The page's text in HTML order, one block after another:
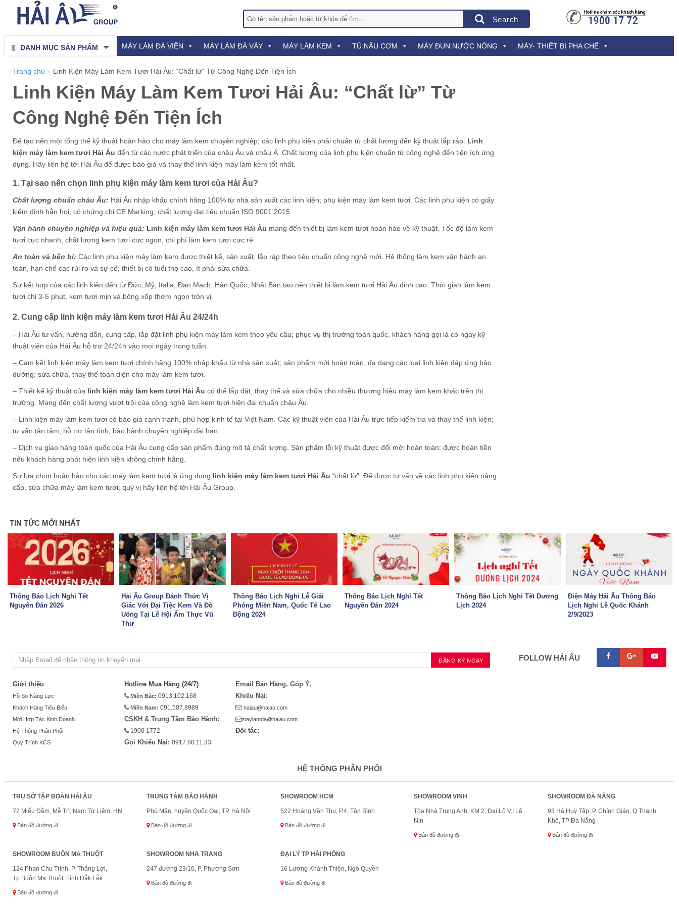
Search
 DANH MỤC SẢN PHẨM MÁY LÀM ĐÁ VIÊN MÁY LÀM ĐÁ VẢY MÁY LÀM KEM TỦ NẤU CƠM MÁY ĐUN NƯỚC NÓNG MÁY- THIẾT BỊ PHA CHẾ
Trang chủ Linh Kiện Máy Làm Kem Tươi Hải Âu: “Chất lừ” Từ Công Nghệ Đến Tiện Ích
Linh Kiện Máy Làm Kem Tươi Hải Âu: “Chất lừ” Từ
Công Nghệ Đến Tiện Ích
Để tạo nên một tổng thể kỹ thuật hoàn hảo cho máy làm kem chuyên nghiệp; các linh phụ kiện phải chuẩn từ chất lượng đến kỹ thuật lắp ráp. Linh
kiện máy làm kem tươi Hải Âu đến từ các nước phát triển của châu Âu và châu Á. Chất lượng của linh phụ kiện chuẩn từ công nghệ đến tiện ích ứng
dụng. Hãy liên hệ tới Hải Âu để được báo giá và thay thế linh kiện máy làm kem tốt nhất.
1. Tại sao nên chọn linh phụ kiện máy làm kem tươi của Hải Âu?
Chất lượng chuẩn châu Âu: Hải Âu nhập khẩu chính hãng 100% từ nhà sản xuất các linh kiện; phụ kiện máy làm kem tươi. Các linh phụ kiện có giấy
kiểm định hẳn hoi, có chứng chỉ CE Marking; chất lượng đạt tiêu chuẩn ISO 9001:2015.
Vận hành chuyên nghiệp và hiệu quả: Linh kiện máy làm kem tươi Hải Âu mang đến thiết bị làm kem tươi hoàn hảo về kỹ thuật. Tốc độ làm kem
tươi cực nhanh, chất lượng kem tươi cực ngon, chi phí làm kem tươi cực rẻ.
An toàn và bền bỉ: Các linh phụ kiện máy làm kem được thiết kế, sản xuất, lắp ráp theo tiêu chuẩn công nghệ mới. Hệ thống làm kem vận hành an
toàn, hạn chế các rủi ro và sự cố; thiết bị có tuổi thọ cao, ít phải sửa chữa.
Sự kết hợp của các linh kiện đến từ Đức, Mỹ, Italia, Đan Mạch, Hàn Quốc; Nhật Bản tạo nên thiết bị làm kem tươi Hải Âu đỉnh cao. Thời gian làm kem
tươi chỉ 3-5 phút, kem tươi mịn và bông xốp thơm ngon tròn vị.
2. Cung cấp linh kiện máy làm kem tươi Hải Âu 24/24h
– Hải Âu tư vấn, hướng dẫn, cung cấp, lắp đặt linh phụ kiện máy làm kem theo yêu cầu; phục vụ thị trường toàn quốc, khách hàng gọi là có ngay kỹ
thuật viên của Hải Âu hỗ trợ 24/24h vào mọi ngày trong tuần.
– Cam kết linh kiện máy làm kem tươi chính hãng 100% nhập khẩu từ nhà sản xuất; sản phẩm mới hoàn toàn, đa dạng các loại linh kiện đáp ứng bảo
dưỡng; sửa chữa, thay thế toàn diện cho máy làm kem tươi.
– Thiết kế kỹ thuật của linh kiện máy làm kem tươi Hải Âu có thể lắp đặt; thay thế và sửa chữa cho nhiều thương hiệu máy làm kem khác trên thị
trường. Mang đến chất lượng vượt trội của công nghệ làm kem tươi hiện đại chuẩn châu Âu.
– Linh kiện máy làm kem tươi có báo giá cạnh tranh, phù hợp kinh tế tại Việt Nam. Các kỹ thuật viên của Hải Âu trực tiếp kiểm tra và thay thế linh kiện;
tư vấn tận tâm, hỗ trợ tận tình, bảo hành chuyên nghiệp dài hạn.
– Dịch vụ giao hàng toàn quốc của Hải Âu cung cấp sản phẩm đúng mô tả chất lượng. Sản phẩm lỗi kỹ thuật được đổi mới hoàn toàn; được hoàn tiền
nếu khách hàng phát hiện linh kiện không chính hãng.
Sự lựa chọn hoàn hảo cho các máy làm kem tươi là ứng dụng linh kiện máy làm kem tươi Hải Âu “chất lừ”. Để được tư vấn về các linh phụ kiện nâng
cấp, sửa chữa máy làm kem tươi; quý vị hãy liên hệ tới Hải Âu Group.
TIN TỨC MỚI NHẤT
Thông Báo Lịch Nghỉ Tết
Nguyên Đán 2026
Hải Âu Group Đánh Thức Vị
Giác Với Đại Tiệc Kem Và Đồ
Uống Tại Lễ Hội Ẩm Thực Vũ
Thư
Thông Báo Lịch Nghỉ Lễ Giải
Phóng Miền Nam, Quốc Tế Lao
Động 2024
Thông Báo Lịch Nghỉ Tết
Nguyên Đán 2024
Thông Báo Lịch Nghỉ Tết Dương
Lịch 2024
Điện Máy Hải Âu Thông Báo
Lịch Nghỉ Lễ Quốc Khánh
2/9/2023
FOLLOW HẢI ÂU   
Giới thiệu
Hồ Sơ Năng Lực
Khách Hàng Tiêu Biểu
Mời Hợp Tác Kinh Doanh
Hệ Thống Phân Phối
Quy Trình KCS
Hotline Mua Hàng (24/7)
Miền Bắc: 0913.102.168
Miền Nam: 091.507.8989
CSKH & Trung Tâm Bảo Hành:
1900 1772
Gọi Khiếu Nại: 0917.80.11.33
Email Bán Hàng, Góp Ý,
Khiếu Nại:
haiau@haiau.com
maylamda@haiau.com
Đối tác:
HỆ THỐNG PHÂN PHỐI
TRỤ SỞ TẬP ĐOÀN HẢI ÂU
72 Miếu Đầm, Mễ Trì, Nam Từ Liêm, HN
Bản đồ đường đi
TRUNG TÂM BẢO HÀNH
Phú Mãn, huyện Quốc Oai, TP. Hà Nội
Bản đồ đường đi
SHOWROOM HCM
522 Hoàng Văn Thụ, P.4, Tân Bình
Bản đồ đường đi
SHOWROOM VINH
Tòa Nhà Trung Anh, KM 2, Đại Lộ V.I Lê
Nin
Bản đồ đường đi
SHOWROOM ĐÀ NẴNG
93 Hà Huy Tập, P. Chính Gián, Q.Thanh
Khê, TP Đà Nẵng
Bản đồ đường đi
SHOWROOM BUÔN MA THUỘT
124 Phan Chu Trinh, P. Thắng Lợi,
Tp.Buôn Ma Thuột, Tỉnh Đắk Lắk
Bản đồ đường đi
SHOWROOM NHA TRANG
247 đường 23/10, P. Phương Sơn
Bản đồ đường đi
ĐẠI LÝ TP HẢI PHÒNG
16 Lương Khánh Thiện, Ngô Quyền
Bản đồ đường đi